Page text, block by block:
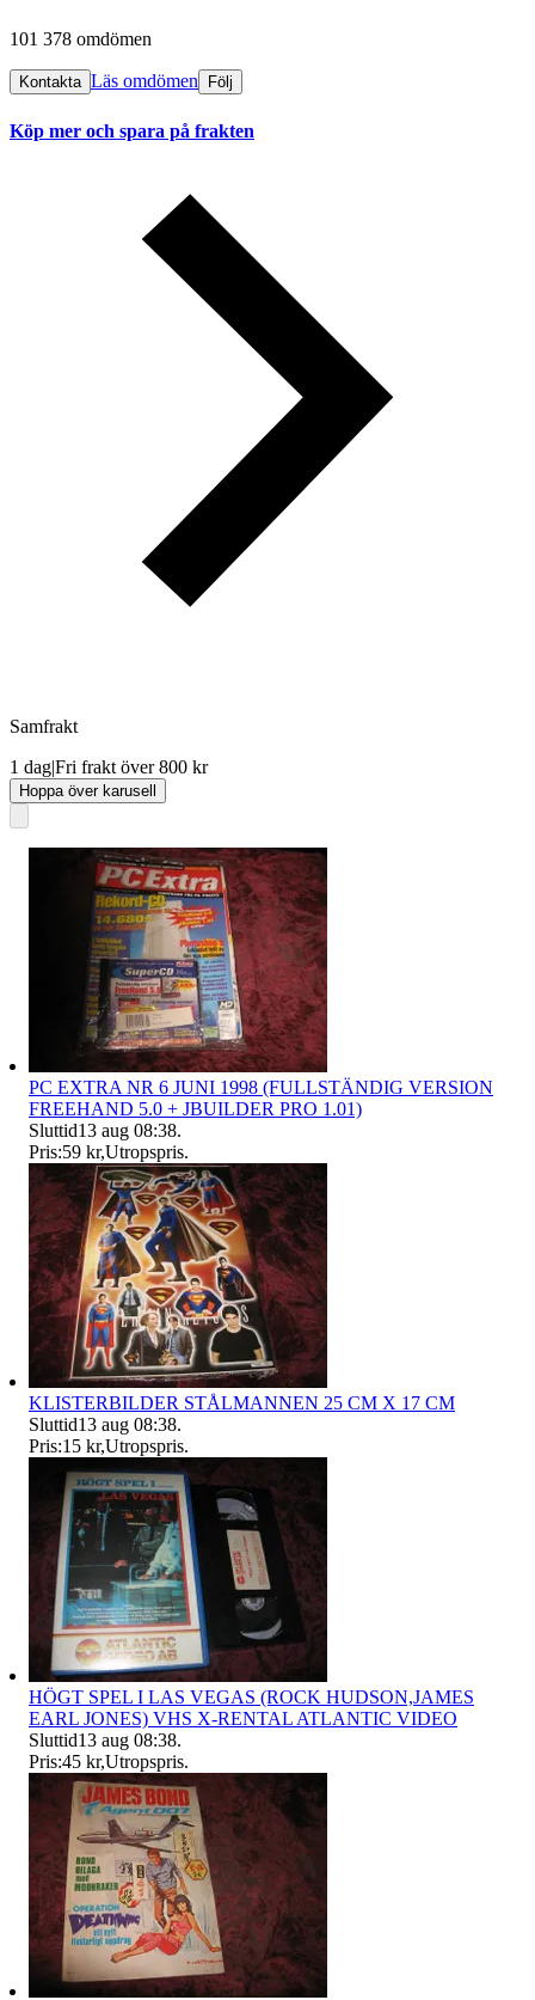
101 378 omdömen
Kontakta Läs omdömen Följ
Köp mer och spara på frakten
Samfrakt
1 dag|Fri frakt över 800 kr
Hoppa över karusell
PC EXTRA NR 6 JUNI 1998 (FULLSTÄNDIG VERSION
FREEHAND 5.0 + JBUILDER PRO 1.01)
Sluttid13 aug 08:38.
Pris:59 kr,Utropspris.
KLISTERBILDER STÅLMANNEN 25 CM X 17 CM
Sluttid13 aug 08:38.
Pris:15 kr,Utropspris.
HÖGT SPEL I LAS VEGAS (ROCK HUDSON,JAMES
EARL JONES) VHS X-RENTAL ATLANTIC VIDEO
Sluttid13 aug 08:38.
Pris:45 kr,Utropspris.